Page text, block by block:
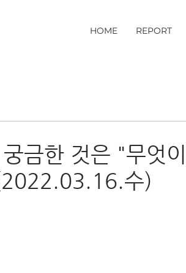
HOME REPORT
금한 것은 "무엇
수)